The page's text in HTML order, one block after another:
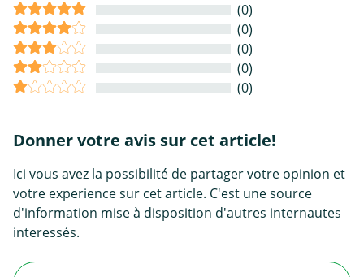
(0)
(0)
(0)
(0)
(0)
Donner votre avis sur cet article!
Ici vous avez la possibilité de partager votre opinion et
votre experience sur cet article. C'est une source
d'information mise à disposition d'autres internautes
interessés.